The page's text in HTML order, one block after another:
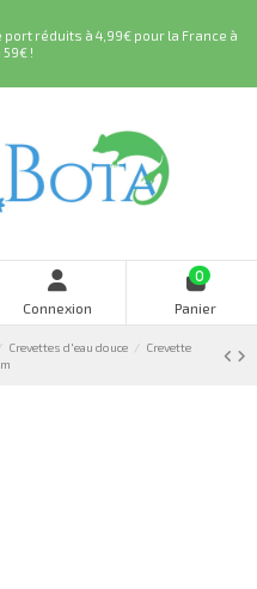
réduits à 4,99€ pour la France à
!
Connexion
0
Panier
Crevettes d'eau douce
Crevette